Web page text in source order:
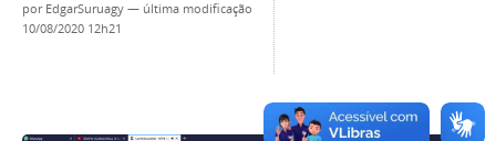
por EdgarSuruagy — última modificação
10/08/2020 12h21